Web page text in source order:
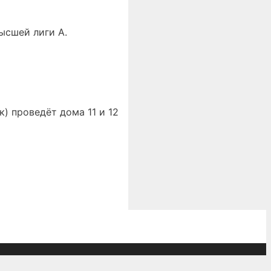
лиги А.
проведёт дома 11 и 12